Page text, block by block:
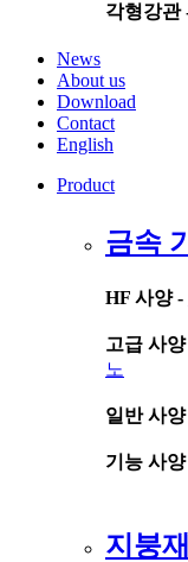
각형강관
News
About us
Download
Contact
English
Product
금속
HF 사양 -
고급 사
노
일반 사
기능 사
지붕재